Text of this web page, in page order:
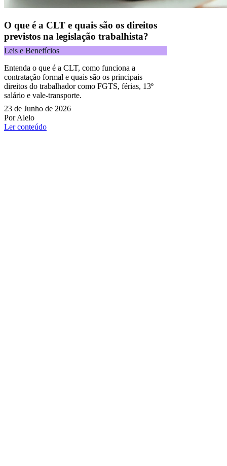
O que é a CLT e quais são os direitos
previstos na legislação trabalhista?
Leis e Benefícios
Entenda o que é a CLT, como funciona a
contratação formal e quais são os principais
direitos do trabalhador como FGTS, férias, 13º
salário e vale-transporte.
23 de Junho de 2026
Por Alelo
Ler conteúdo